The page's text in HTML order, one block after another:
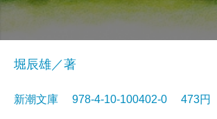
堀辰雄／著
新潮文庫 978-4-10-100402-0 473円